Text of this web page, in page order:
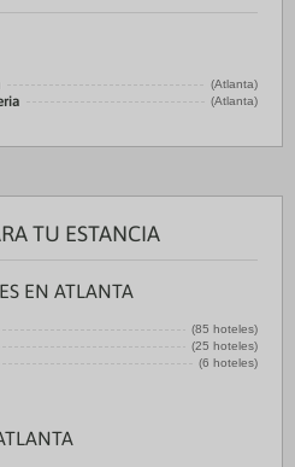
(Atlanta)
(Atlanta)
TU ESTANCIA
EN ATLANTA
(85 hoteles)
(25 hoteles)
(6 hoteles)